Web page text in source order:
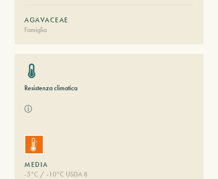
AGAVACEAE
Famiglia
Resistenza climatica
ⓘ
MEDIA
-5°C / -10°C USDA 8